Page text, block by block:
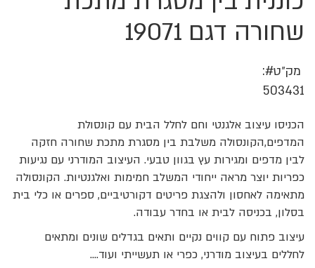
שחורה דגם 19071
מק״ט
503431
הכניסו עיצוב אלגנטי וחם לחלל הבית עם קונסולת
המדפים,הקונסולה משלבת בין מסגרת מתכת שחורה חזקה
לבין מדפים ומגירות עץ בגוון טבעי. העיצוב המודרני עם נגיעות
כפריות יוצר מראה ייחודי המשלב חמימות ואלגנטיות. הקונסולה
מתאימה לאחסון ולהצגת פריטים דקורטיביים, ספרים או כלי בית
בסלון, בכניסה לבית או בחדר עבודה.
עיצוב פתוח עם קווים נקיים ותאים בגדלים שונים ומתאים
לחללים בעיצוב מודרני, כפרי או תעשייתי ועוד....
להתחלה
גלריית